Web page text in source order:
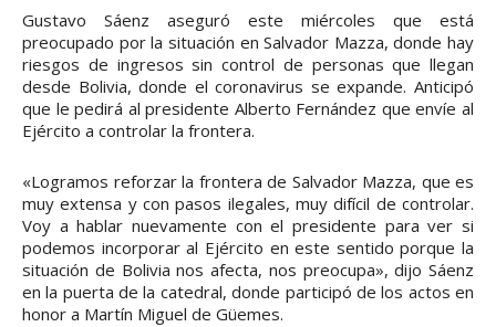
Gustavo Sáenz aseguró este miércoles que está
preocupado por la situación en Salvador Mazza, donde hay
riesgos de ingresos sin control de personas que llegan
desde Bolivia, donde el coronavirus se expande. Anticipó
que le pedirá al presidente Alberto Fernández que envíe al
Ejército a controlar la frontera.
«Logramos reforzar la frontera de Salvador Mazza, que es
muy extensa y con pasos ilegales, muy difícil de controlar.
Voy a hablar nuevamente con el presidente para ver si
podemos incorporar al Ejército en este sentido porque la
situación de Bolivia nos afecta, nos preocupa», dijo Sáenz
en la puerta de la catedral, donde participó de los actos en
honor a Martín Miguel de Güemes.